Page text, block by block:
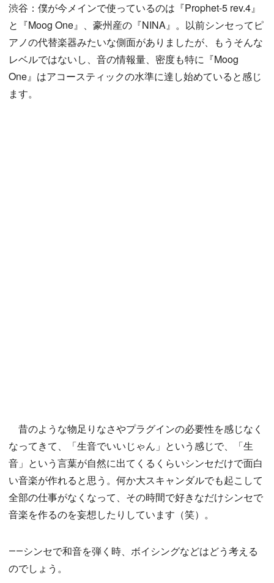
渋谷：僕が今メインで使っているのは『Prophet-5 rev.4』
と『Moog One』、豪州産の『NINA』。以前シンセってピ
アノの代替楽器みたいな側面がありましたが、もうそんな
レベルではないし、音の情報量、密度も特に『Moog
One』はアコースティックの水準に達し始めていると感じ
ます。
昔のような物足りなさやプラグインの必要性を感じなく
なってきて、「生音でいいじゃん」という感じで、「生
音」という言葉が自然に出てくるくらいシンセだけで面白
い音楽が作れると思う。何か大スキャンダルでも起こして
全部の仕事がなくなって、その時間で好きなだけシンセで
音楽を作るのを妄想したりしています（笑）。
――シンセで和音を弾く時、ボイシングなどはどう考える
のでしょう。